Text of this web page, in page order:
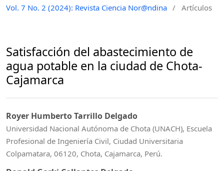
Vol. 7 No. 2 (2024): Revista Ciencia Nor@ndina / Artículos
Satisfacción del abastecimiento de
agua potable en la ciudad de Chota-
Cajamarca
Royer Humberto Tarrillo Delgado
Universidad Nacional Autónoma de Chota (UNACH), Escuela
Profesional de Ingeniería Civil, Ciudad Universitaria
Colpamatara, 06120, Chota, Cajamarca, Perú.